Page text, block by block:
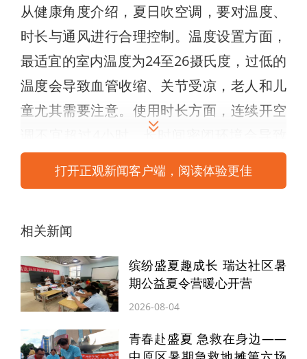
从健康角度介绍，夏日吹空调，要对温度、
时长与通风进行合理控制。温度设置方面，
最适宜的室内温度为24至26摄氏度，过低的
温度会导致血管收缩、关节受凉，老人和儿
童尤其需要注意。使用时长方面，连续开空
调不宜超过4小时，长时间密闭环境会导致
空气浑浊、湿度降低，容易引发呼吸道不
适。睡眠使用方面，夜间睡眠时建议开启“睡
需整夜开空调，需在卧室放置一盆水或使用
加湿器，保持湿度在40%—60%。此外，颈
部、腰部、膝关节及足部是易受凉的部位，
开空调时可穿薄长袖衣物，膝盖盖薄毯，脚
下穿棉袜，避免冷风直吹身体（尤其避免空
打开正观新闻客户端，阅读体验更佳
相关新闻
缤纷盛夏趣成长 瑞达社区暑
期公益夏令营暖心开营
2026-08-04
青春赴盛夏 急救在身边——